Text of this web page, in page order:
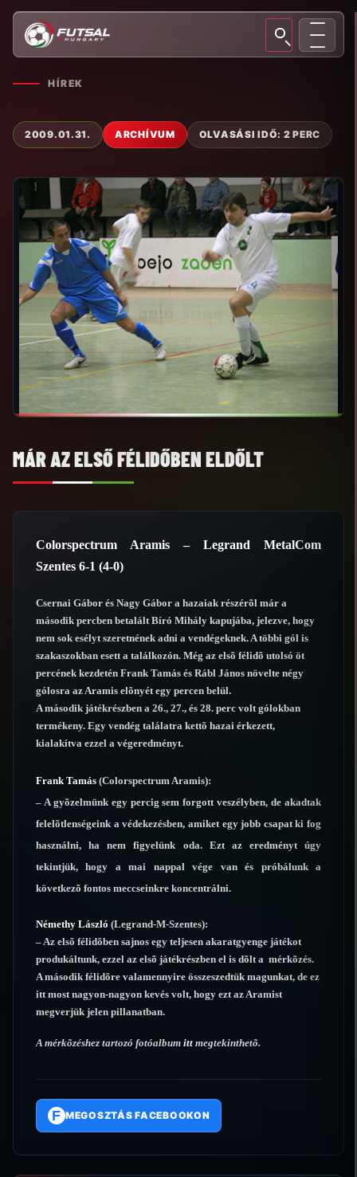
HÍREK
2009.01.31. ARCHÍVUM OLVASÁSI IDŐ: 2 PERC
MÁR AZ ELSŐ FÉLIDŐBEN ELDŐLT
Colorspectrum Aramis – Legrand MetalCom
Szentes 6-1 (4-0)
Csernai Gábor és Nagy Gábor a hazaiak részérõl már a
második percben betalált Bíró Mihály kapujába, jelezve, hogy
nem sok esélyt szeretnének adni a vendégeknek. A többi gól is
szakaszokban esett a találkozón. Még az elsõ félidõ utolsó öt
percének kezdetén Frank Tamás és Rábl János növelte négy
gólosra az Aramis elõnyét egy percen belül.
A második játékrészben a 26., 27., és 28. perc volt gólokban
termékeny. Egy vendég találatra kettõ hazai érkezett,
kialakítva ezzel a végeredményt.
Frank Tamás (Colorspectrum Aramis):
– A gyõzelmünk egy percig sem forgott veszélyben, de akadtak
felelõtlenségeink a védekezésben, amiket egy jobb csapat ki fog
használni, ha nem figyelünk oda. Ezt az eredményt úgy
tekintjük, hogy a mai nappal vége van és próbálunk a
következõ fontos meccseinkre koncentrálni.
Némethy László (Legrand-M-Szentes):
– Az elsõ félidõben sajnos egy teljesen akaratgyenge játékot
produkáltunk, ezzel az elsõ játékrészben el is dõlt a mérkõzés.
A második félidõre valamennyire összeszedtük magunkat, de ez
itt most nagyon-nagyon kevés volt, hogy ezt az Aramist
megverjük jelen pillanatban.
A mérkõzéshez tartozó fotóalbum itt megtekinthetõ.
F MEGOSZTÁS FACEBOOKON